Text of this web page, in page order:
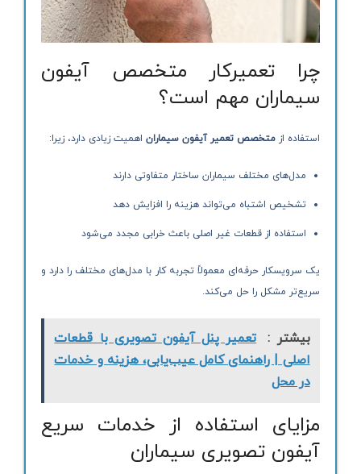
چرا تعمیرکار متخصص آیفون
سیماران مهم است؟
استفاده ازمتخصص تعمیر آیفون سیماران اهمیت زیادی دارد، زیرا:
مدل‌های مختلف سیماران ساختار متفاوتی دارند
تشخیص اشتباه می‌تواند هزینه را افزایش دهد
استفاده از قطعات غیر اصلی باعث خرابی مجدد می‌شود
یک سرویسکار حرفه‌ای معمولاً تجربه کار با مدل‌های مختلف را دارد و
سریع‌تر مشکل را حل می‌کند.
بیشتر :
تعمیر پنل آیفون تصویری با قطعات
اصلی | راهنمای کامل عیب‌یابی، هزینه و خدمات
در محل
مزایای استفاده از خدمات سریع
آیفون تصویری سیماران